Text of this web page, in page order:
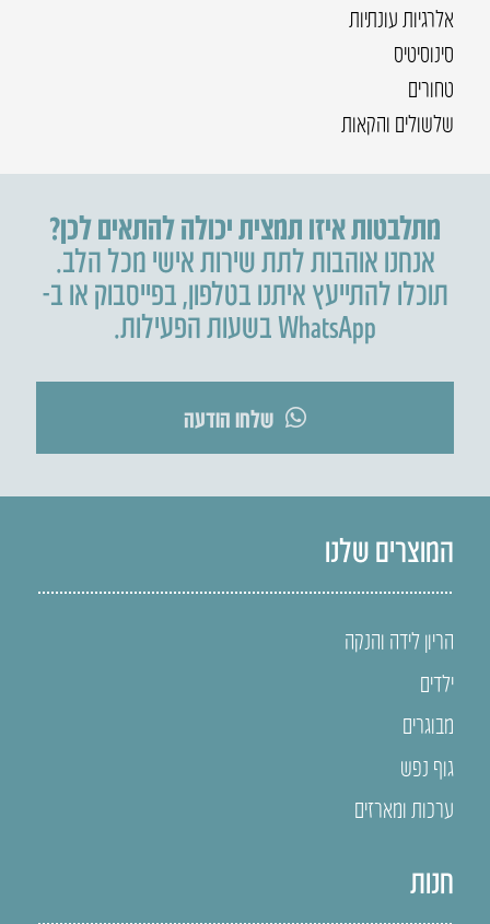
אלרגיות עונתיות
סינוסיטיס
טחורים
שלשולים והקאות
מתלבטות איזו תמצית יכולה להתאים לכן?
אנחנו אוהבות לתת שירות אישי מכל הלב.
תוכלו להתייעץ איתנו בטלפון,בפייסבוק או ב-
WhatsApp בשעות הפעילות.
שלחו הודעה
המוצרים שלנו
הריון לידה והנקה
ילדים
מבוגרים
גוף נפש
ערכות ומארזים
חנות